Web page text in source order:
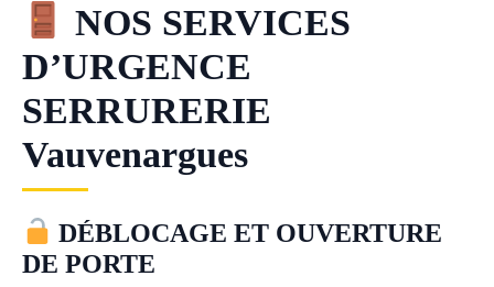
NOS SERVICES
D’URGENCE
SERRURERIE
Vauvenargues
DÉBLOCAGE ET OUVERTURE
DE PORTE